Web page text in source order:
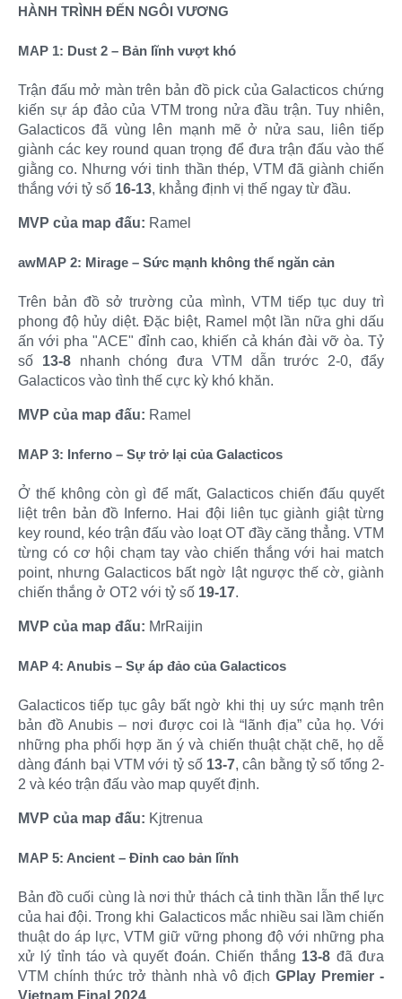
HÀNH TRÌNH ĐẾN NGÔI VƯƠNG
MAP 1: Dust 2 – Bản lĩnh vượt khó
Trận đấu mở màn trên bản đồ pick của Galacticos chứng
kiến sự áp đảo của VTM trong nửa đầu trận. Tuy nhiên,
Galacticos đã vùng lên mạnh mẽ ở nửa sau, liên tiếp
giành các key round quan trọng để đưa trận đấu vào thế
giằng co. Nhưng với tinh thần thép, VTM đã giành chiến
thắng với tỷ số 16-13, khẳng định vị thế ngay từ đầu.​
MVP của map đấu: Ramel
awMAP 2: Mirage – Sức mạnh không thể ngăn cản
Trên bản đồ sở trường của mình, VTM tiếp tục duy trì
phong độ hủy diệt. Đặc biệt, Ramel một lần nữa ghi dấu
ấn với pha "ACE" đỉnh cao, khiến cả khán đài vỡ òa. Tỷ
số 13-8nhanh chóng đưa VTM dẫn trước 2-0, đẩy
Galacticos vào tình thế cực kỳ khó khăn.​
MVP của map đấu: Ramel
MAP 3: Inferno – Sự trở lại của Galacticos
Ở thế không còn gì để mất, Galacticos chiến đấu quyết
liệt trên bản đồ Inferno. Hai đội liên tục giành giật từng
key round, kéo trận đấu vào loạt OT đầy căng thẳng. VTM
từng có cơ hội chạm tay vào chiến thắng với hai match
point, nhưng Galacticos bất ngờ lật ngược thế cờ, giành
chiến thắng ở OT2 với tỷ số 19-17.​
MVP của map đấu: MrRaijin
MAP 4: Anubis – Sự áp đảo của Galacticos
Galacticos tiếp tục gây bất ngờ khi thị uy sức mạnh trên
bản đồ Anubis – nơi được coi là “lãnh địa” của họ. Với
những pha phối hợp ăn ý và chiến thuật chặt chẽ, họ dễ
dàng đánh bại VTM với tỷ số 13-7, cân bằng tỷ số tổng 2-
2 và kéo trận đấu vào map quyết định.​
MVP của map đấu: Kjtrenua
MAP 5: Ancient – Đỉnh cao bản lĩnh
Bản đồ cuối cùng là nơi thử thách cả tinh thần lẫn thể lực
của hai đội. Trong khi Galacticos mắc nhiều sai lầm chiến
thuật do áp lực, VTM giữ vững phong độ với những pha
xử lý tỉnh táo và quyết đoán. Chiến thắng 13-8 đã đưa
VTM chính thức trở thành nhà vô địch GPlay Premier -
Vietnam Final 2024